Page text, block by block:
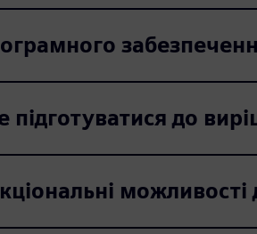
до
можливості